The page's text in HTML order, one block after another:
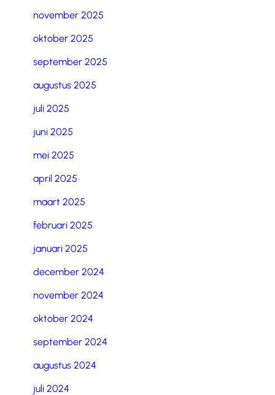
november 2025
oktober 2025
september 2025
augustus 2025
juli 2025
juni 2025
mei 2025
april 2025
maart 2025
februari 2025
januari 2025
december 2024
november 2024
oktober 2024
september 2024
augustus 2024
juli 2024